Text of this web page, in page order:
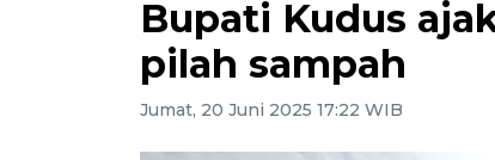
Bupati Kudus
pilah sampah
Jumat, 20 Juni 2025 17:22 WIB